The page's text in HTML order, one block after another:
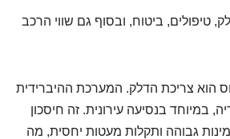
טיפולים, ביטוח, ובסוף גם שווי הרכב
הוא צריכת הדלק. המערכת ההיברידית
במיוחד בנסיעה עירונית. זה חיסכון
גבוהה ותקלות מעטות יחסית, מה